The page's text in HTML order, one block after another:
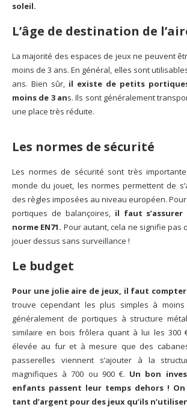
soleil.
L’âge de destination de
La majorité des espaces de jeux ne peuvent
moins de 3 ans. En général, elles sont
ans. Bien sûr, il existe de petits
moins de 3 ans. Ils sont généralement
une place très réduite.
Les normes de sécurité
Les normes de sécurité sont très
monde du jouet, les normes permettent de
des règles imposées au niveau européen.
portiques de balançoires, il faut
norme EN71. Pour autant, cela ne signifie pas
jouer dessus sans surveillance !
Le budget
Pour une jolie aire de jeux, il faut compter
trouve cependant les plus simples à moins
généralement de portiques à structure
similaire en bois frôlera quant à lui les 300
élevée au fur et à mesure que des
passerelles viennent s’ajouter à la
magnifiques à 700 ou 900 €. Un bon
enfants passent leur temps dehors !
tant d’argent pour des jeux qu’ils